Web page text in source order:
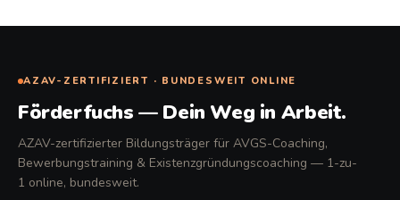
AZAV-ZERTIFIZIERT · BUNDESWEIT ONLINE
Förderfuchs — Dein Weg in Arbeit.
AZAV-zertifizierter Bildungsträger für AVGS-Coaching,
Bewerbungstraining & Existenzgründungscoaching — 1-zu-
1 online, bundesweit.